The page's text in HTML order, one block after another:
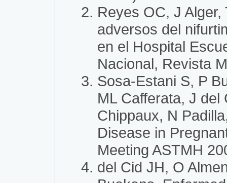
Reyes OC, J
adversos del
en el Hospital
Nacional, Revista
Sosa-Estani S, P
ML Cafferata, J
Chippaux, N
Disease in
Meeting ASTMH
del Cid JH, O